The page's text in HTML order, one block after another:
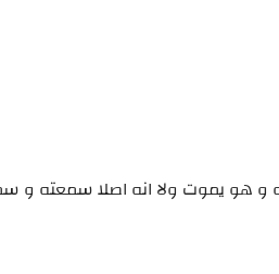
و هو يموت ولا انه اصلا سمعته و